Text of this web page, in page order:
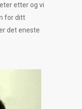
etter og vi
for ditt
det eneste